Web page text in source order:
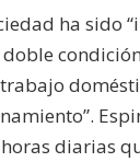
ha sido
diarias